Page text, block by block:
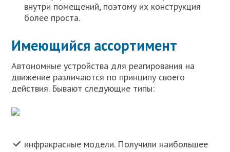
внутри помещений, поэтому их конструкция
более проста.
Имеющийся ассортимент
Автономные устройства для реагирования на
движение различаются по принципу своего
действия. Бывают следующие типы:
инфракрасные модели. Получили наибольшее